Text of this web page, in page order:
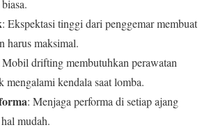
: Ekspektasi tinggi dari penggemar membuat
harus maksimal.
Mobil drifting membutuhkan perawatan
mengalami kendala saat lomba.
: Menjaga performa di setiap ajang
mudah.